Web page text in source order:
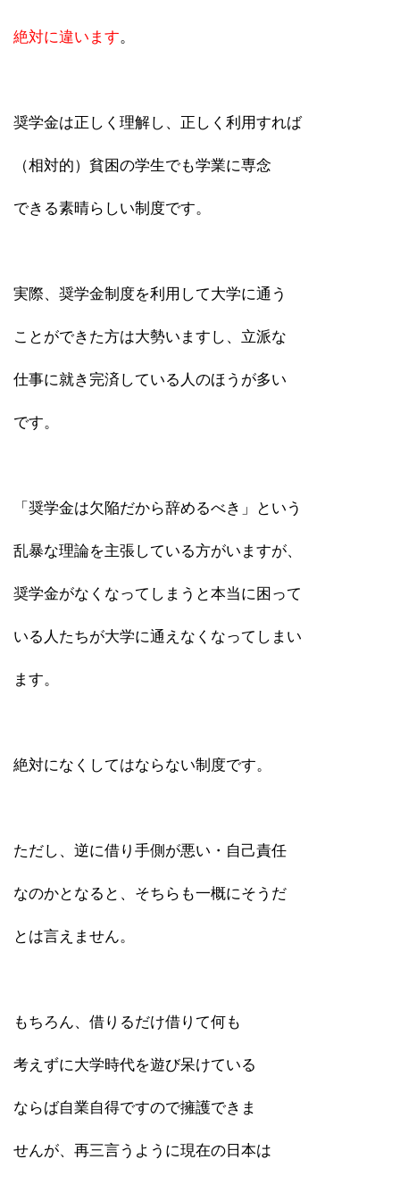
絶対に違います。
奨学金は正しく理解し、正しく利用すれば
（相対的）貧困の学生でも学業に専念
できる素晴らしい制度です。
実際、奨学金制度を利用して大学に通う
ことができた方は大勢いますし、立派な
仕事に就き完済している人のほうが多い
です。
「奨学金は欠陥だから辞めるべき」という
乱暴な理論を主張している方がいますが、
奨学金がなくなってしまうと本当に困って
いる人たちが大学に通えなくなってしまい
ます。
絶対になくしてはならない制度です。
ただし、逆に借り手側が悪い・自己責任
なのかとなると、そちらも一概にそうだ
とは言えません。
もちろん、借りるだけ借りて何も
考えずに大学時代を遊び呆けている
ならば自業自得ですので擁護できま
せんが、再三言うように現在の日本は